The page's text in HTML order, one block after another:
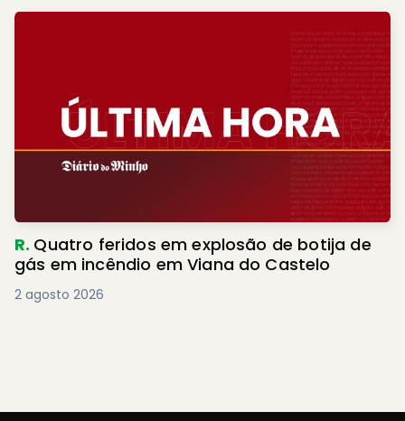
R. Quatro feridos em explosão de botija de
gás em incêndio em Viana do Castelo
2 agosto 2026